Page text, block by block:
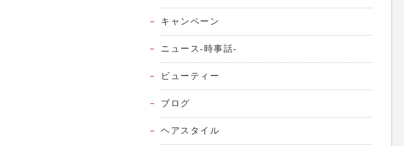
キャンペーン
ニュース-時事話-
ビューティー
ブログ
ヘアスタイル